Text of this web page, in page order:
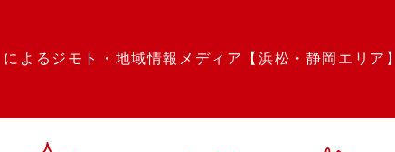
よるジモト・地域情報メディア【浜松・静岡エリア】